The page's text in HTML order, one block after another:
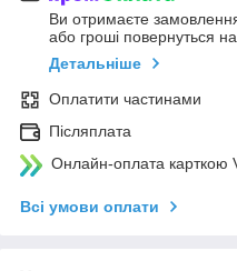
Ви отримаєте
або гроші повернуться
Детальніше
Оплатити частинами
Післяплата
Онлайн-оплата карткою
Всі умови оплати